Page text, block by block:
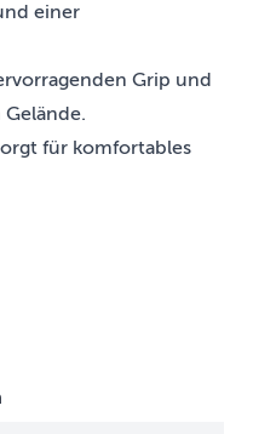
einer
Grip und
für komfortables